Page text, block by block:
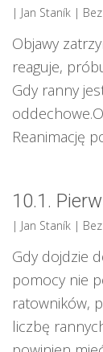
| Jan Staník |
Objawy
reaguje,
Gdy ranny
Reanimację
10.1.
| Jan Staník |
Gdy dojdzie
pomocy nie
ratowników,
liczbę